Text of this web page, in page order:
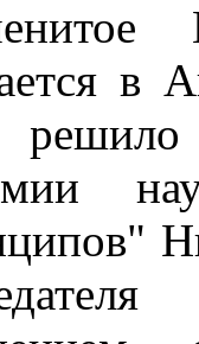
в
решило